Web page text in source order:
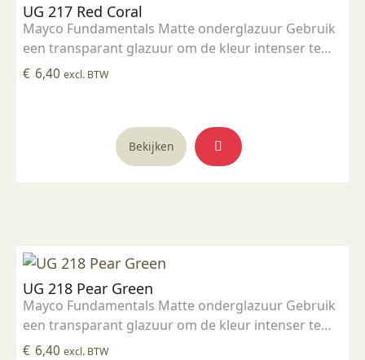
UG 217 Red Coral
Mayco Fundamentals Matte onderglazuur Gebruik
een transparant glazuur om de kleur intenser te
maken Geschikt voor gebruiksgoed mits er een
€ 6,40 excl. BTW
Bekijken
UG 218 Pear Green
Mayco Fundamentals Matte onderglazuur Gebruik
een transparant glazuur om de kleur intenser te
maken Geschikt voor gebruiksgoed mits er een
€ 6,40 excl. BTW